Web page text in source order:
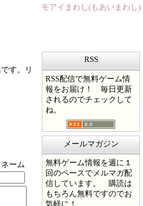
モアイまわし(もあいまわし)
す。リ
ーム
RSS
RSS配信で無料ゲーム情
報をお届け！ 毎日更新
されるのでチェックして
ね。
メールマガジン
無料ゲーム情報を週に１
回のペースでメルマガ配
信しています。 購読は
もちろん無料ですのでお
気軽に！